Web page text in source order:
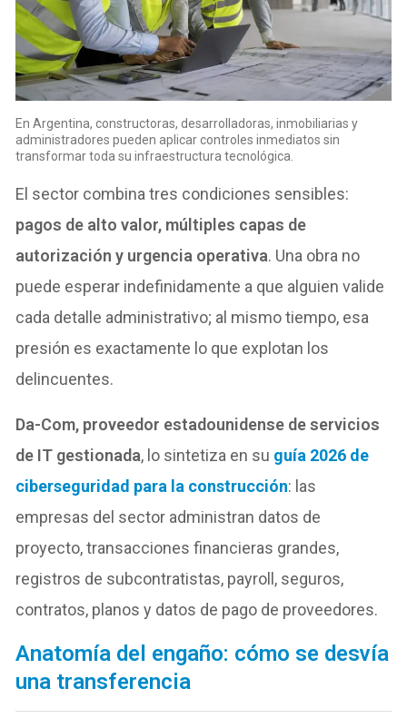
En Argentina, constructoras, desarrolladoras, inmobiliarias y
administradores pueden aplicar controles inmediatos sin
transformar toda su infraestructura tecnológica.
El sector combina tres condiciones sensibles:
pagos de alto valor, múltiples capas de
autorización y urgencia operativa. Una obra no
puede esperar indefinidamente a que alguien valide
cada detalle administrativo; al mismo tiempo, esa
presión es exactamente lo que explotan los
delincuentes.
Da-Com, proveedor estadounidense de servicios
de IT gestionada, lo sintetiza en su guía 2026 de
ciberseguridad para la construcción: las
empresas del sector administran datos de
proyecto, transacciones financieras grandes,
registros de subcontratistas, payroll, seguros,
contratos, planos y datos de pago de proveedores.
Anatomía del engaño: cómo se desvía
una transferencia